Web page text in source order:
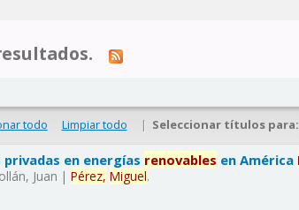
todo Limpiar todo | Seleccionar títulos para:
privadas en energías renovables en América
Juan |Pérez, Miguel.